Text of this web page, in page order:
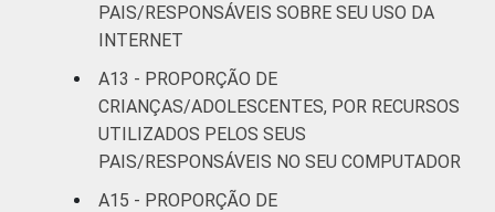
PAIS/RESPONSÁVEIS SOBRE SEU USO DA
INTERNET
A13 - PROPORÇÃO DE
CRIANÇAS/ADOLESCENTES, POR RECURSOS
UTILIZADOS PELOS SEUS
PAIS/RESPONSÁVEIS NO SEU COMPUTADOR
A15 - PROPORÇÃO DE